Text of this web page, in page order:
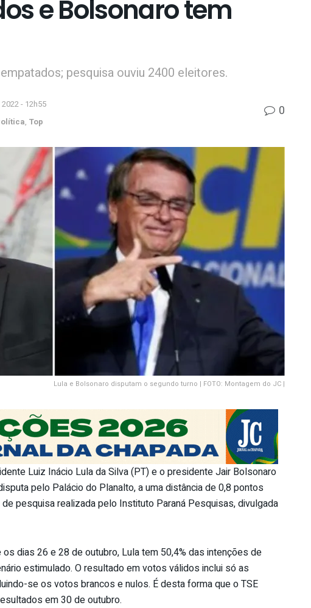
e Bolsonaro tem
pesquisa ouviu 2400 eleitores.
- 12h55
, Top
0
Lula e Bolsonaro disputam o segundo turno | FOTO: Montagem do JC |
Luiz Inácio Lula da Silva (PT) e o presidente Jair Bolsonaro
pelo Palácio do Planalto, a uma distância de 0,8 pontos
pesquisa realizada pelo Instituto Paraná Pesquisas, divulgada
dias 26 e 28 de outubro, Lula tem 50,4% das intenções de
estimulado. O resultado em votos válidos inclui só as
se os votos brancos e nulos. É desta forma que o TSE
em 30 de outubro.